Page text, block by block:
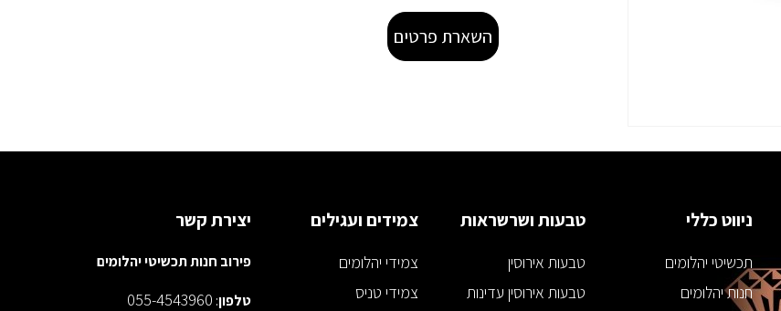
השארת פרטים
ניווט כללי
תכשיטי יהלומים
חנות יהלומים
טבעות ושרשראות
טבעות אירוסין
טבעות אירוסין עדינות
צמידים ועגילים
צמידי יהלומים
צמידי טניס
יצירת קשר
פירוב חנות תכשיטי יהלומים
טלפון:
055-4543960